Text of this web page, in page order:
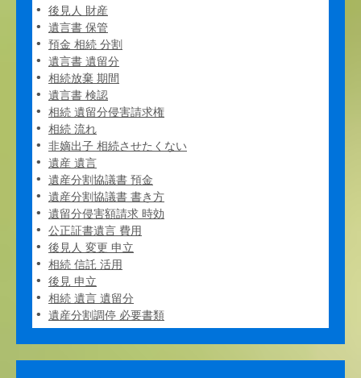
後見人 財産
遺言書 保管
預金 相続 分割
遺言書 遺留分
相続放棄 期間
遺言書 検認
相続 遺留分侵害請求権
相続 流れ
非嫡出子 相続させたくない
遺産 遺言
遺産分割協議書 預金
遺産分割協議書 書き方
遺留分侵害額請求 時効
公正証書遺言 費用
後見人 変更 申立
相続 信託 活用
後見 申立
相続 遺言 遺留分
遺産分割調停 必要書類